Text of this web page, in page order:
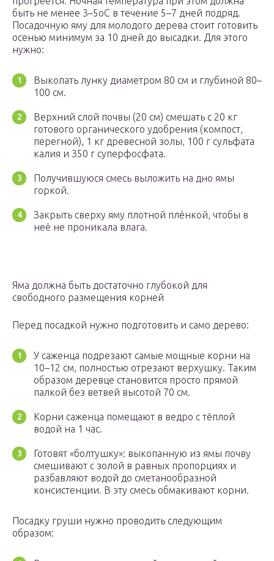
быть не менее 3–5оС в течение 5–7 дней подряд.
Посадочную яму для молодого дерева стоит готовить
осенью минимум за 10 дней до высадки. Для этого
нужно:
Выкопать лунку диаметром 80 см и глубиной 80–
100 см.
Верхний слой почвы (20 см) смешать с 20 кг
готового органического удобрения (компост,
перегной), 1 кг древесной золы, 100 г сульфата
калия и 350 г суперфосфата.
Получившуюся смесь выложить на дно ямы
горкой.
Закрыть сверху яму плотной плёнкой, чтобы в
неё не проникала влага.
Яма должна быть достаточно глубокой для
свободного размещения корней
Перед посадкой нужно подготовить и само дерево:
У саженца подрезают самые мощные корни на
10–12 см, полностью отрезают верхушку. Таким
образом деревце становится просто прямой
палкой без ветвей высотой 70 см.
Корни саженца помещают в ведро с тёплой
водой на 1 час.
Готовят «болтушку»: выкопанную из ямы почву
смешивают с золой в равных пропорциях и
разбавляют водой до сметанообразной
консистенции. В эту смесь обмакивают корни.
Посадку груши нужно проводить следующим
образом: